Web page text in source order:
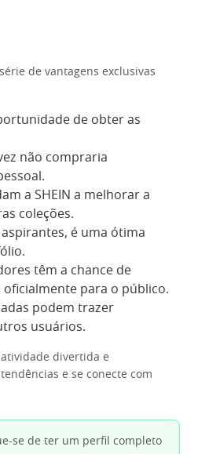
de vantagens exclusivas
de obter as
não compraria
a SHEIN a melhorar a
coleções.
é uma ótima
têm a chance de
para o público.
podem trazer
usuários.
divertida e
e se conecte com
se de ter um perfil completo